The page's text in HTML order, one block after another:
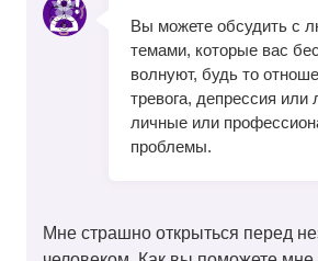
Вы можете обсудить с
темами, которые вас
волнуют, будь то
тревога, депрессия
личные или
проблемы.
Мне страшно открыться перед